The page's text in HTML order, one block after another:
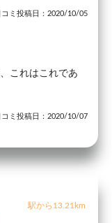
コミ投稿日：2020/10/05
これはこれであ
コミ投稿日：2020/10/07
駅から13.21km